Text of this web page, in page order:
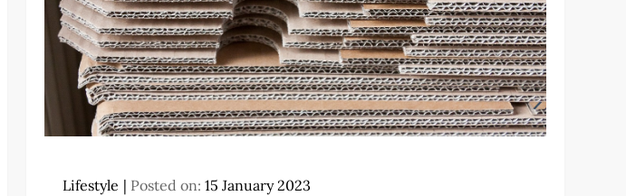
Lifestyle Posted on: 15 January 2023